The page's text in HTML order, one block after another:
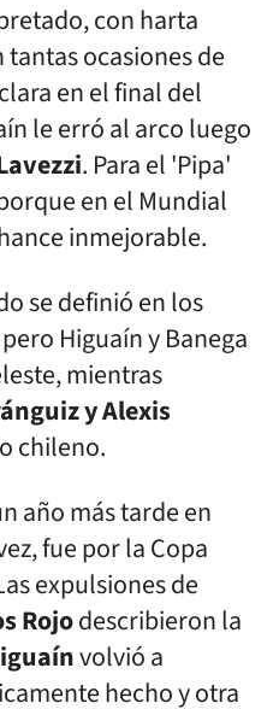
con harta
ocasiones de
en el final del
le erró al arco luego
. Para el 'Pipa'
en el Mundial
inmejorable.
se definió en los
Higuaín y Banega
mientras
y Alexis
chileno.
año más tarde en
fue por la Copa
expulsiones de
Rojodescribieron la
volvió a
hecho y otra